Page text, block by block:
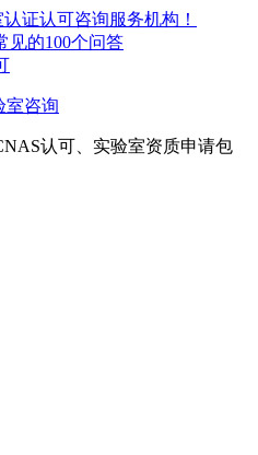
证认可咨询服务机构！
见的100个问答
室咨询
认可、实验室资质申请包